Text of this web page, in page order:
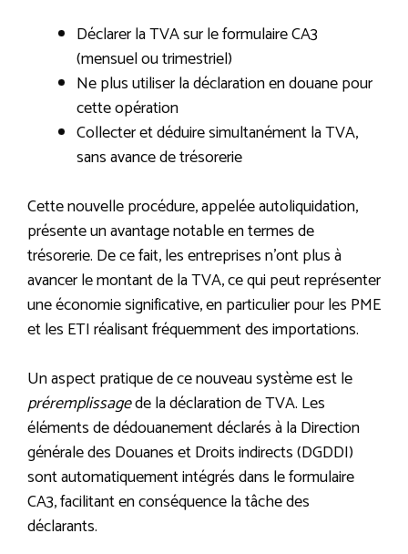
Déclarer la TVA sur le formulaire CA3
(mensuel ou trimestriel)
Ne plus utiliser la déclaration en douane pour
cette opération
Collecter et déduire simultanément la TVA,
sans avance de trésorerie
Cette nouvelle procédure, appelée autoliquidation,
présente un avantage notable en termes de
trésorerie. De ce fait, les entreprises n’ont plus à
avancer le montant de la TVA, ce qui peut représenter
une économie significative, en particulier pour les PME
et les ETI réalisant fréquemment des importations.
Un aspect pratique de ce nouveau système est le
préremplissagede la déclaration de TVA. Les
éléments de dédouanement déclarés à la Direction
générale des Douanes et Droits indirects (DGDDI)
sont automatiquement intégrés dans le formulaire
CA3, facilitant en conséquence la tâche des
déclarants.